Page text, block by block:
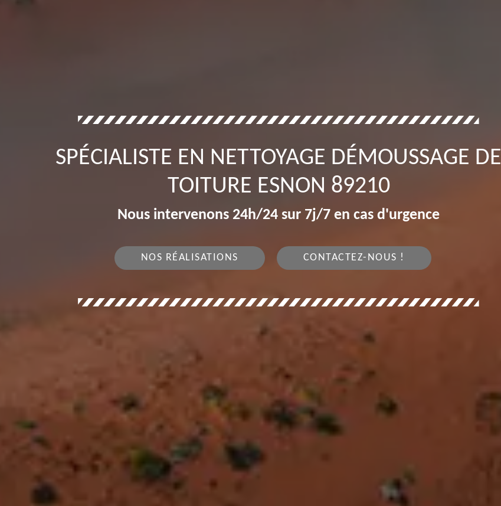
SPÉCIALISTE EN NETTOYAGE DÉMOUSSAGE DE
TOITURE ESNON 89210
Nous intervenons 24h/24 sur 7j/7 en cas d'urgence
NOS RÉALISATIONS CONTACTEZ-NOUS !